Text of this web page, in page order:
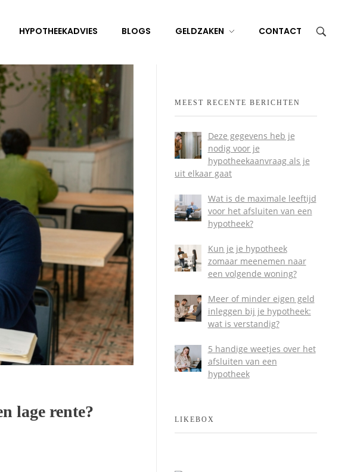
HYPOTHEEKADVIES BLOGS GELDZAKEN CONTACT
lage rente?
MEEST RECENTE BERICHTEN
Deze gegevens heb je
nodig voor je
hypotheekaanvraag als je
uit elkaar gaat
Wat is de maximale leeftijd
voor het afsluiten van een
hypotheek?
Kun je je hypotheek
zomaar meenemen naar
een volgende woning?
Meer of minder eigen geld
inleggen bij je hypotheek:
wat is verstandig?
5 handige weetjes over het
afsluiten van een
hypotheek
LIKEBOX